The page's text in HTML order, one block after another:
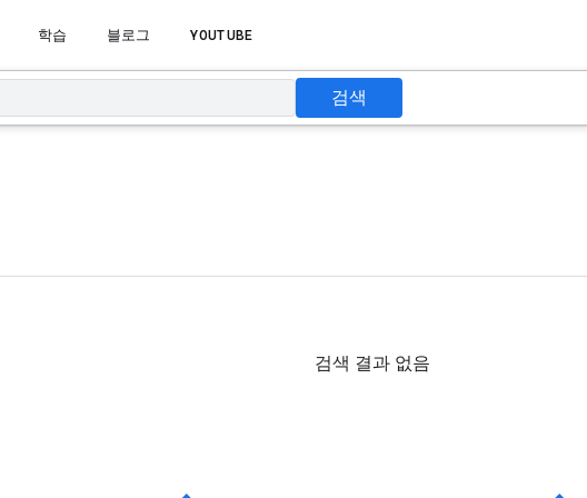
학습 블로그 YOUTUBE
검색
검색 결과 없음